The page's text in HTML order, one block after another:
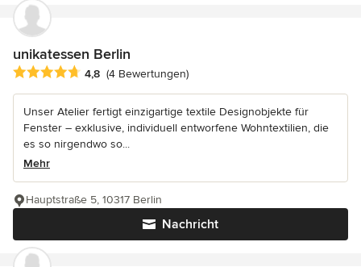
unikatessen Berlin
Durchschnittliche Bewertung: 4.8 von 5 Sternen
4,8 (4 Bewertungen)
Unser Atelier fertigt einzigartige textile Designobjekte für
Fenster – exklusive, individuell entworfene Wohntextilien, die
es so nirgendwo so...
Mehr
Nachricht
Hauptstraße 5, 10317 Berlin